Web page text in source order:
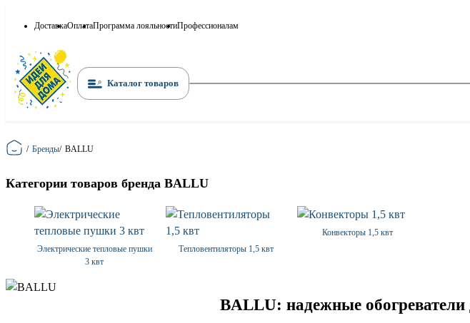
ДоставкаОплатаПрограмма лояльностиПрофессионалам
Каталог товаров
Главная
/ Бренды/ BALLU
Категории товаров бренда BALLU
Электрические тепловые пушки
3 квт
Тепловентиляторы 1,5 квт
Конвекторы 1,5 квт
BALLU: надежные